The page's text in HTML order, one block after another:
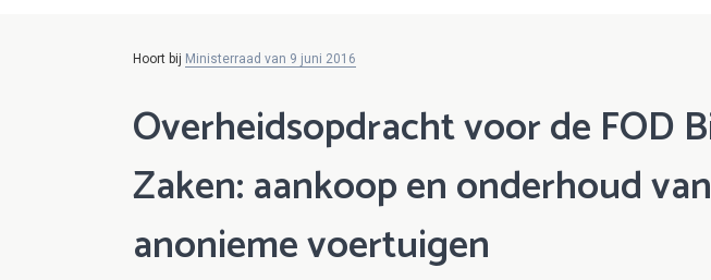
Hoort bij Ministerraad van 9 juni 2016
Overheidsopdracht voor de FOD
Zaken: aankoop en onderhoud
anonieme voertuigen